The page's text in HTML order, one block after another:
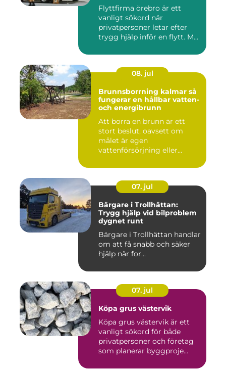
Flyttfirma örebro är ett
vanligt sökord när
privatpersoner letar efter
trygg hjälp inför en flytt. M...
08. jul
Brunnsborrning kalmar så
fungerar en hållbar vatten-
och energibrunn
Att borra en brunn är ett
stort beslut, oavsett om
målet är egen
vattenförsörjning eller
07. jul
Bärgare i Trollhättan:
Trygg hjälp vid bilproblem
dygnet runt
Bärgare i Trollhättan handlar
om att få snabb och säker
hjälp när for...
07. jul
Köpa grus västervik
Köpa grus västervik är ett
vanligt sökord för både
privatpersoner och företag
som planerar byggproje...